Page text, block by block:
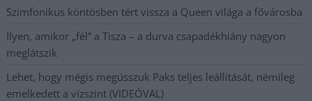
Szimfonikus köntösben tért vissza a Queen világa a fővárosba
Ilyen, amikor „fél” a Tisza – a durva csapadékhiány nagyon
meglátszik
Lehet, hogy mégis megússzuk Paks teljes leállítását, némileg
emelkedett a vízszint (VIDEÓVAL)